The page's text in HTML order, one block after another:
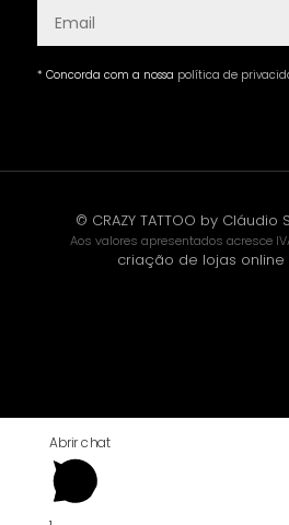
* Concorda com a nossa política de
© CRAZY TATTOO by Cláudio
Aos valores apresentados acresce
criação de lojas online
Abrir chat